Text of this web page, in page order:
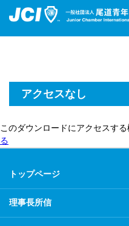
アクセスなし
このダウンロードにアクセスする
る
トップページ
理事長所信